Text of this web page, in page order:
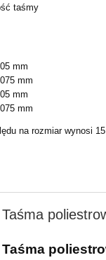
taśmy
mm
mm
mm
mm
na rozmiar wynosi 15
Taśma
Taśma